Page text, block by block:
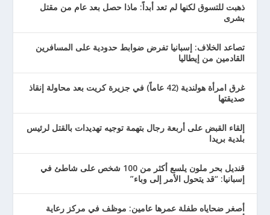
ذهبت للتسوق لكنها لم تعد أبداً: ماذا حصل بعد عام من مقتل
بشرى
تصاعد الخلاف: إسبانيا تفرض ضوابط حدودية على المسافرين
القادمين من إيطاليا
غرق امرأة هولندية (42 عاماً) في جزيرة كريت بعد محاولة إنقاذ
صديقتها
إلقاء القبض على أربعة رجال بتهمة توجيه تهديدات بالقتل لرئيس
بلدية بريدا
قنديل بحر ملون يلسع أكثر من 100 شخص على شاطئ في
إسبانيا: “قد يتحول الأمر إلى وباء”
أصغر ضحاياه طفلة عمرها عامين: موظف في مركز رعاية